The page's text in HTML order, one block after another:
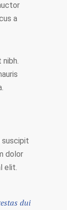
a
suscipit
dolor
elit.
dui